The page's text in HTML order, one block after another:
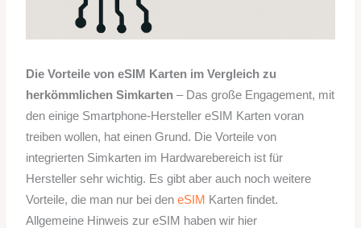
Die Vorteile von eSIM Karten im Vergleich zu
herkömmlichen Simkarten – Das große Engagement, mit
den einige Smartphone-Hersteller eSIM Karten voran
treiben wollen, hat einen Grund. Die Vorteile von
integrierten Simkarten im Hardwarebereich ist für
Hersteller sehr wichtig. Es gibt aber auch noch weitere
Vorteile, die man nur bei deneSIM Karten findet.
Allgemeine Hinweis zur eSIM haben wir hier